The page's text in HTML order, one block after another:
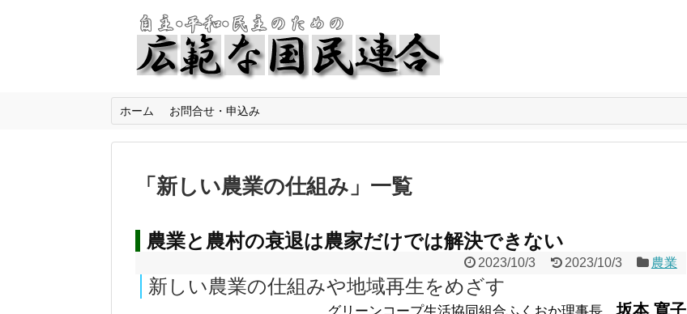
ホーム お問合せ・申込み
「 新しい農業の仕組み 」 一覧
農業と農村の衰退は農家だけでは解決できない
2023/10/3 2023/10/3 農業
新しい農業の仕組みや地域再生をめざす
坂本 寛子